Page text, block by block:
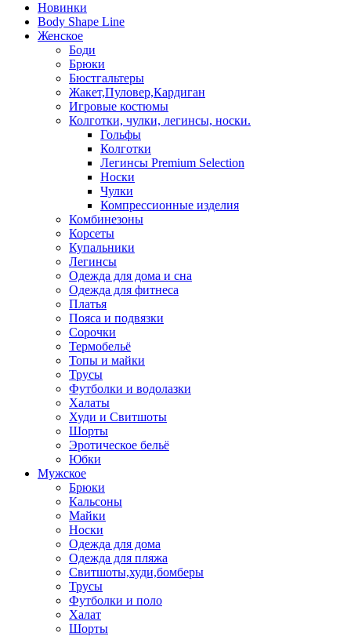
Новинки
Body Shape Line
Женское
Боди
Брюки
Бюстгальтеры
Жакет,Пуловер,Кардиган
Игровые костюмы
Колготки, чулки, легинсы, носки.
Гольфы
Колготки
Легинсы Premium Selection
Носки
Чулки
Компрессионные изделия
Комбинезоны
Корсеты
Купальники
Легинсы
Одежда для дома и сна
Одежда для фитнеса
Платья
Пояса и подвязки
Сорочки
Термобельё
Топы и майки
Трусы
Футболки и водолазки
Халаты
Худи и Свитшоты
Шорты
Эротическое бельё
Юбки
Мужское
Брюки
Кальсоны
Майки
Носки
Одежда для дома
Одежда для пляжа
Свитшоты,худи,бомберы
Трусы
Футболки и поло
Халат
Шорты